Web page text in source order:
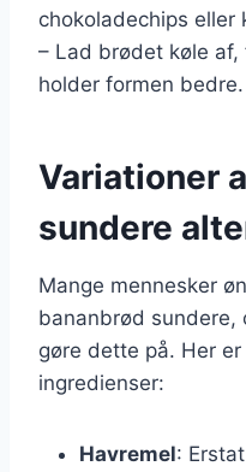
chokoladechips eller
– Lad brødet køle
holder formen bedre.
Variationer
sundere
Mange mennesker
bananbrød sundere,
gøre dette på. Her
ingredienser:
Havremel: